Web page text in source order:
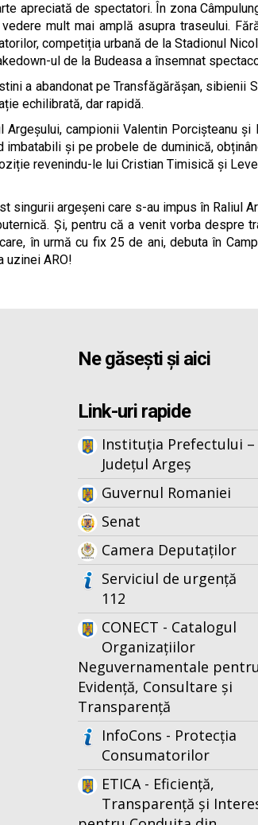
apreciată de spectatori. În zona
mult mai amplă asupra traseului.
competiția urbană de la Stadionul
ul de la Budeasa a însemnat
a abandonat pe Transfăgărășan, sibienii
echilibrată, dar rapidă.
Argeșului, campionii Valentin Porcișteanu
imbatabili și pe probele de duminică,
revenindu-le lui Cristian Timisică și
singurii argeșeni care s-au impus în Raliul
Și, pentru că a venit vorba
în urmă cu fix 25 de ani, debuta în
uzinei ARO!
Ne găsești și aici
Link-uri rapide
Instituția Prefectului –
Județul Argeș
Guvernul Romaniei
Senat
Camera Deputaților
Serviciul de urgență
112
CONECT - Catalogul
Organizațiilor
Neguvernamentale pentru
Evidență, Consultare și
Transparență
InfoCons - Protecția
Consumatorilor
ETICA - Eficiență,
Transparență și